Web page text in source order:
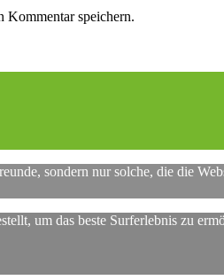
Kommentar speichern.
sondern nur solche, die die
um das beste Surferlebnis zu